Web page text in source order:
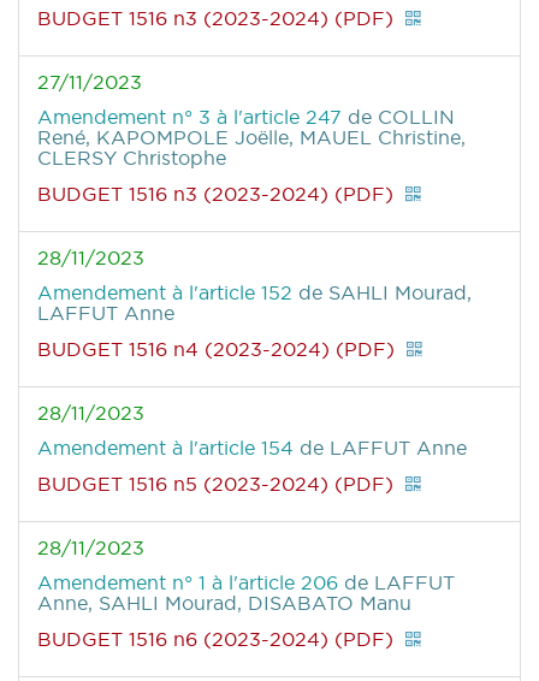
BUDGET 1516 n3 (2023-2024) (PDF)
27/11/2023
Amendement n° 3 à l'article 247 de COLLIN
René, KAPOMPOLE Joëlle, MAUEL Christine,
CLERSY Christophe
BUDGET 1516 n3 (2023-2024) (PDF)
28/11/2023
Amendement à l'article 152 de SAHLI Mourad,
LAFFUT Anne
BUDGET 1516 n4 (2023-2024) (PDF)
28/11/2023
Amendement à l'article 154 de LAFFUT Anne
BUDGET 1516 n5 (2023-2024) (PDF)
28/11/2023
Amendement n° 1 à l'article 206 de LAFFUT
Anne, SAHLI Mourad, DISABATO Manu
BUDGET 1516 n6 (2023-2024) (PDF)